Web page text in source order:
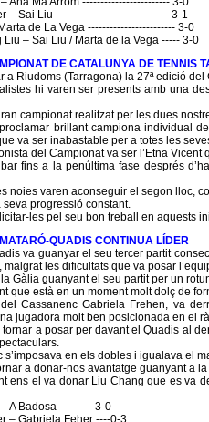
– Sai Liu ------------------------------- 3-1
de La Vega ------------------------ 3-0
Liu – Sai Liu / Marta de la Vega ----- 3-0
DE CATALUNYA DE TENNIS
a Riudoms (Tarragona) la 27ª edició
hi varen ser presents amb una
campionat realitzat per les dues
proclamar brillant campiona individual
va ser inabastable per a totes les
del Campionat va ser l’Etna
fins a la penúltima fase després
noies varen aconseguir el segon lloc,
seva progressió constant.
les pel seu bon treball en aquests
QUADIS CONTINUA LÍDER
va guanyar el seu tercer partit
malgrat les dificultats que va posar
Gàlia guanyant el seu partit per un
que està en un moment molt dolç de
Cassanenc Gabriela Frehen, va
jugadora molt ben posicionada en el
tornar a posar per davant el Quadis al
s’imposava en els dobles i igualava el
a donar-nos avantatge guanyant a
ens el va donar Liu Chang que es va
A Badosa --------- 3-0
– Gabriela Feher ----0-3